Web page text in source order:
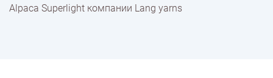
Доставка
Alpaca Superlight компании Lang yarns